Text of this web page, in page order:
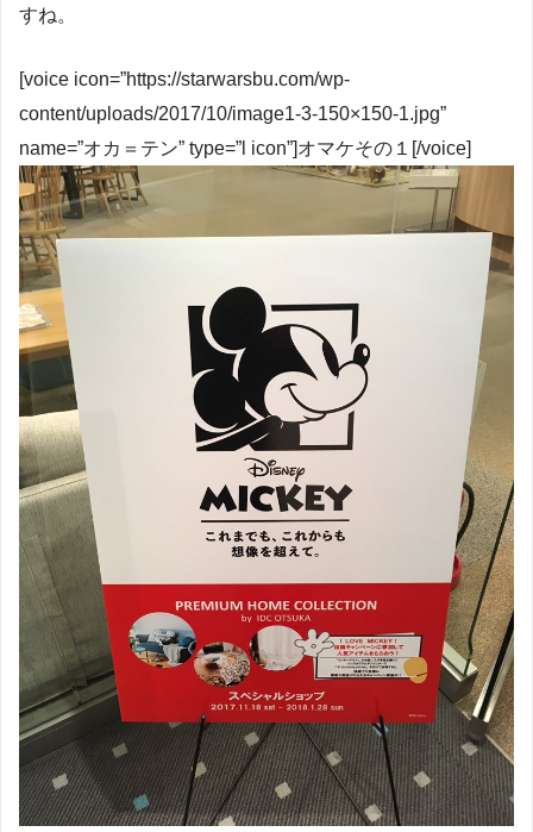
すね。
[voice icon=”https://starwarsbu.com/wp-
content/uploads/2017/10/image1-3-150×150-1.jpg”
name=”オカ＝テン” type=”l icon”]オマケその１[/voice]